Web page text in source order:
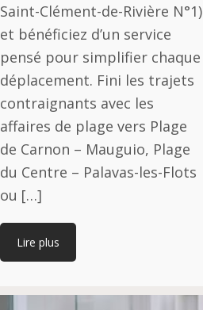
Saint-Clément-de-Rivière N°1)
et bénéficiez d’un service
pensé pour simplifier chaque
déplacement. Fini les trajets
contraignants avec les
affaires de plage vers Plage
de Carnon – Mauguio, Plage
du Centre – Palavas-les-Flots
ou […]
Lire plus